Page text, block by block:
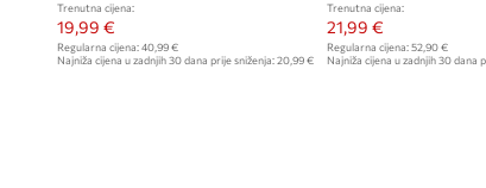
Trenutna cijena:
19,99 €
Regularna cijena: 40,99 €
Najniža cijena u zadnjih 30 dana prije sniženja: 20,99 €
Trenutna cijena:
21,99 €
Regularna cijena:52,90 €
Najniža cijena u zadnjih 30 dana